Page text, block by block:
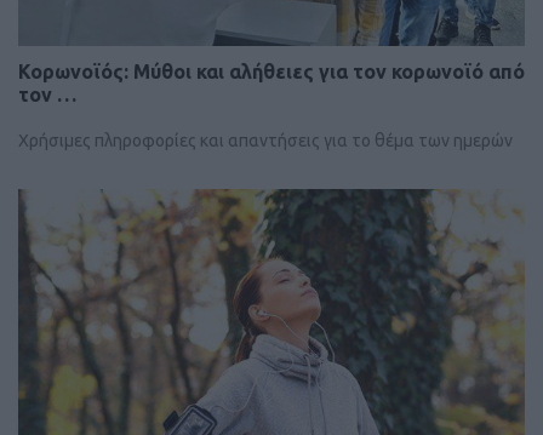
Κορωνοϊός: Μύθοι και αλήθειες για τον κορωνοϊό από
τον …
Χρήσιμες πληροφορίες και απαντήσεις για το θέμα των ημερών